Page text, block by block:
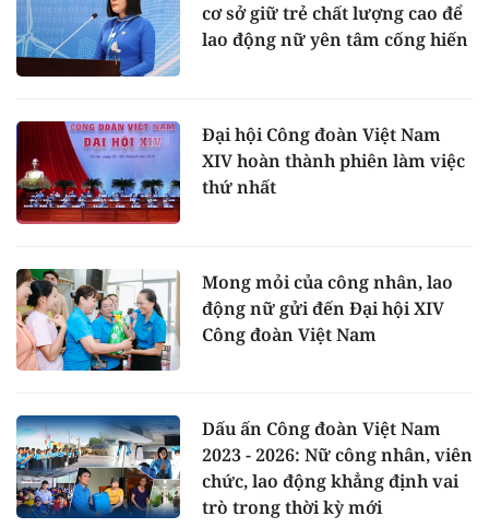
cơ sở giữ trẻ chất lượng cao để
lao động nữ yên tâm cống hiến
Đại hội Công đoàn Việt Nam
XIV hoàn thành phiên làm việc
thứ nhất
Mong mỏi của công nhân, lao
động nữ gửi đến Đại hội XIV
Công đoàn Việt Nam
Dấu ấn Công đoàn Việt Nam
2023 - 2026: Nữ công nhân, viên
chức, lao động khẳng định vai
trò trong thời kỳ mới